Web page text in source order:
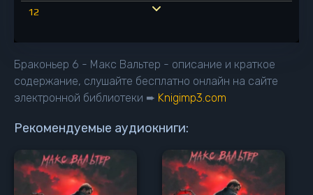
12
15
16
19
Браконьер 6 - Макс Вальтер - описание и краткое
содержание, слушайте бесплатно онлайн на сайте
электронной библиотеки ➨ Knigimp3.com
Рекомендуемые аудиокниги: